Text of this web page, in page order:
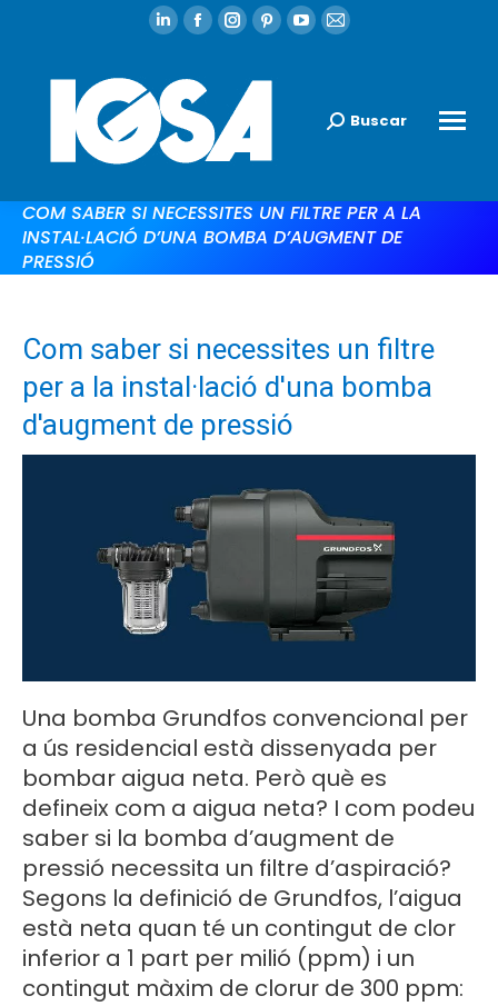
Buscar
COM SABER SI NECESSITES UN FILTRE PER A LA
INSTAL·LACIÓ D’UNA BOMBA D’AUGMENT DE
PRESSIÓ
Com saber si necessites un filtre
per a la instal·lació d'una bomba
d'augment de pressió
Una bomba Grundfos convencional per
a ús residencial està dissenyada per
bombar aigua neta. Però què es
defineix com a aigua neta? I com podeu
saber si la bomba d’augment de
pressió necessita un filtre d’aspiració?
Segons la definició de Grundfos, l’aigua
està neta quan té un contingut de clor
inferior a 1 part per milió (ppm) i un
contingut màxim de clorur de 300 ppm: